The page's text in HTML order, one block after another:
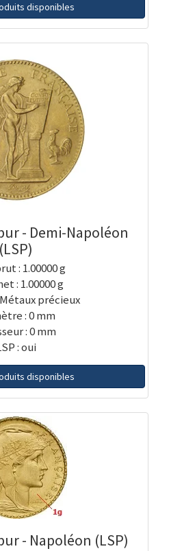
disponibles
- Demi-Napoléon
(LSP)
: 1.00000 g
: 1.00000 g
précieux
: 0 mm
: 0 mm
: oui
disponibles
- Napoléon (LSP)